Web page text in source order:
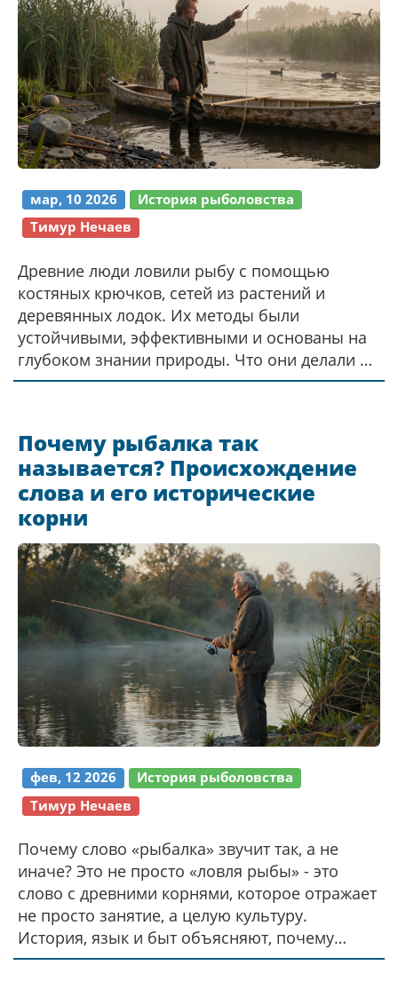
мар, 10 2026
История рыболовства
Тимур Нечаев
Древние люди ловили рыбу с помощью
костяных крючков, сетей из растений и
деревянных лодок. Их методы были
устойчивыми, эффективными и основаны на
глубоком знании природы. Что они делали и
почему это важно сегодня.
Почему рыбалка так
называется? Происхождение
слова и его исторические
корни
фев, 12 2026
История рыболовства
Тимур Нечаев
Почему слово «рыбалка» звучит так, а не
иначе? Это не просто «ловля рыбы» - это
слово с древними корнями, которое отражает
не просто занятие, а целую культуру.
История, язык и быт объясняют, почему
именно «рыбалка» стало народным именем